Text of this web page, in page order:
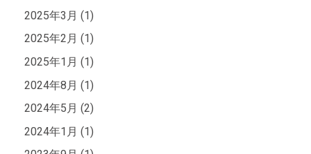
2025年3月 (1)
2025年2月 (1)
2025年1月 (1)
2024年8月 (1)
2024年5月 (2)
2024年1月 (1)